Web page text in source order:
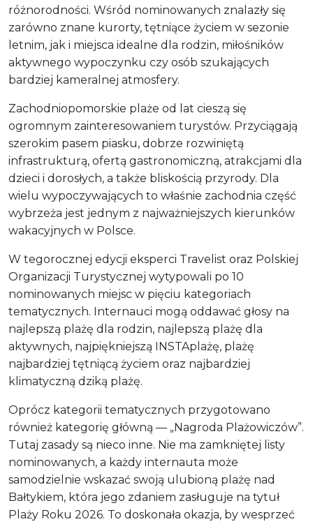
różnorodności. Wśród nominowanych znalazły się
zarówno znane kurorty, tętniące życiem w sezonie
letnim, jak i miejsca idealne dla rodzin, miłośników
aktywnego wypoczynku czy osób szukających
bardziej kameralnej atmosfery.
Zachodniopomorskie plaże od lat cieszą się
ogromnym zainteresowaniem turystów. Przyciągają
szerokim pasem piasku, dobrze rozwiniętą
infrastrukturą, ofertą gastronomiczną, atrakcjami dla
dzieci i dorosłych, a także bliskością przyrody. Dla
wielu wypoczywających to właśnie zachodnia część
wybrzeża jest jednym z najważniejszych kierunków
wakacyjnych w Polsce.
W tegorocznej edycji eksperci Travelist oraz Polskiej
Organizacji Turystycznej wytypowali po 10
nominowanych miejsc w pięciu kategoriach
tematycznych. Internauci mogą oddawać głosy na
najlepszą plażę dla rodzin, najlepszą plażę dla
aktywnych, najpiękniejszą INSTAplażę, plażę
najbardziej tętniącą życiem oraz najbardziej
klimatyczną dziką plażę.
Oprócz kategorii tematycznych przygotowano
również kategorię główną — „Nagroda Plażowiczów”.
Tutaj zasady są nieco inne. Nie ma zamkniętej listy
nominowanych, a każdy internauta może
samodzielnie wskazać swoją ulubioną plażę nad
Bałtykiem, która jego zdaniem zasługuje na tytuł
Plaży Roku 2026. To doskonała okazja, by wesprzeć